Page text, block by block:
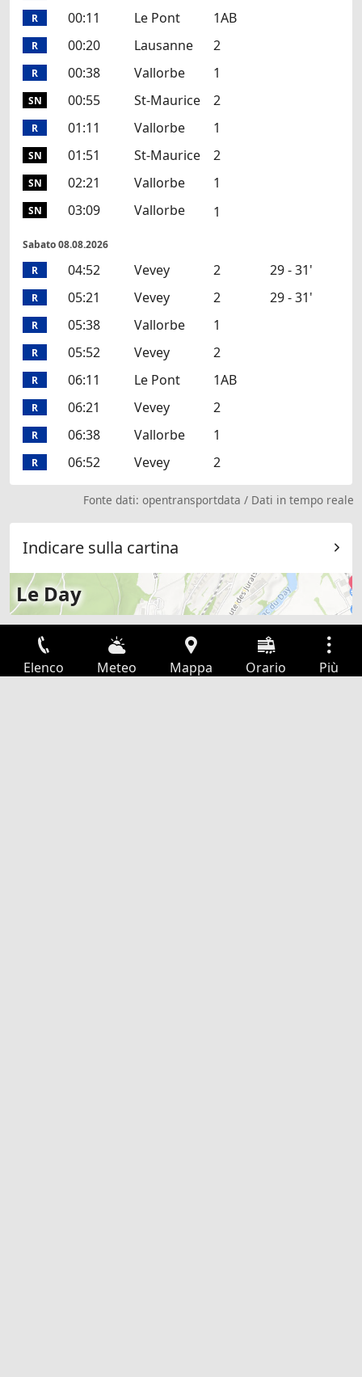
R 00:11 Le Pont 1AB
R 00:20 Lausanne 2
R 00:38 Vallorbe 1
SN 00:55 St-Maurice 2
R 01:11 Vallorbe 1
SN 01:51 St-Maurice 2
SN 02:21 Vallorbe 1
SN 03:09 Vallorbe 1
Sabato 08.08.2026
R
04:52 Vevey 2 29 - 31'
R 05:21 Vevey 2 29 - 31'
R 05:38 Vallorbe 1
R 05:52 Vevey 2
R 06:11 Le Pont 1AB
R 06:21 Vevey 2
R 06:38 Vallorbe 1
R 06:52 Vevey 2
Fonte dati:opentransportdata / Dati in tempo reale
Indicare sulla cartina
Le Day
Elenco Meteo Mappa Orario Più